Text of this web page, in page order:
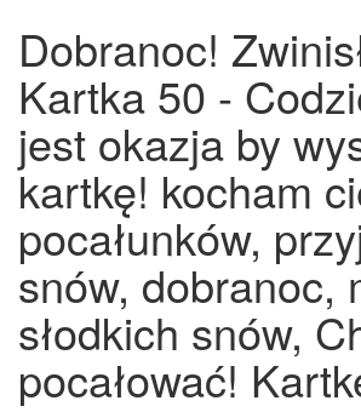
Dobranoc!
Kartka 50 -
jest okazja by
kartkę! kocham
pocałunków,
snów, dobranoc,
słodkich snów,
pocałować!